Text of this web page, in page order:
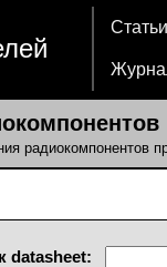
Статьи
радиокомпонентов
datasheet: